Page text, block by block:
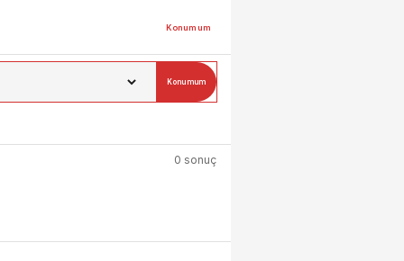
Konumum
Konumum
0 sonuç